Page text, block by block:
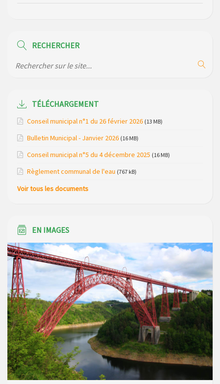
de la gendarmerie
Modification de gestion du camping de Saint Just, ses
bungalows bois, ses chalets et sa piscine
Loubaresse le vendredi 20 mars 2026
2026
RECHERCHER
TÉLÉCHARGEMENT
Conseil municipal n°1 du 26 février 2026 (13 MB)
Bulletin Municipal - Janvier 2026 (16 MB)
Conseil municipal n°5 du 4 décembre 2025 (16 MB)
Règlement communal de l'eau (767 kB)
Voir tous les documents
EN IMAGES